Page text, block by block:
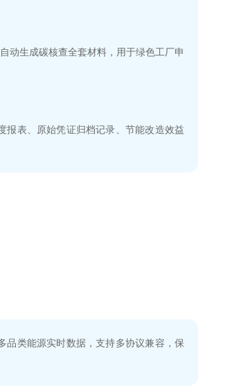
动生成碳核查全套材料，用于绿色工厂申
报表、原始凭证归档记录、节能改造效益
品类能源实时数据，支持多协议兼容，保